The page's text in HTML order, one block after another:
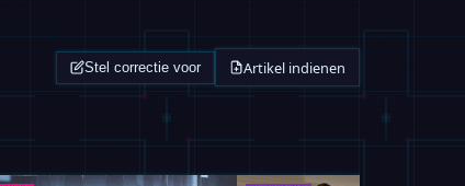
Stel correctie voor Artikel indienen